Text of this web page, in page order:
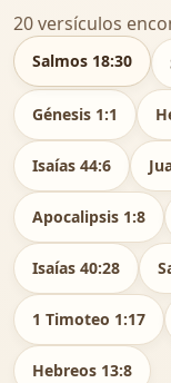
20 versículos
Salmos 18:30
Génesis 1:1
Isaías 44:6
Apocalipsis 1:8
Isaías 40:28
1 Timoteo 1:17
Hebreos 13:8